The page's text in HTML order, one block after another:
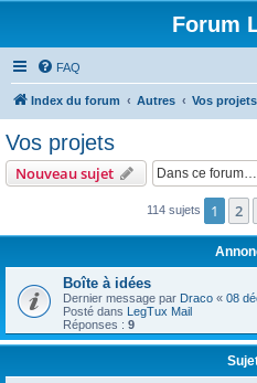
Forum
FAQ
Index du forum Autres Vos projets
Vos projets
Nouveau sujet
114 sujets 1 2
Boîte à idées
Dernier message par Draco « 08
Posté dans LegTux Mail
Réponses : 9